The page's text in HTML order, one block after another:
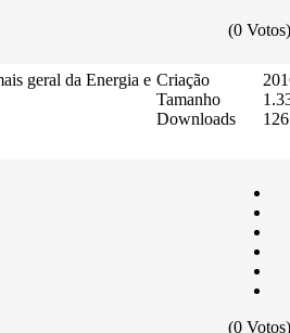
(0 Votos)
geral da Energia e Criação
Tamanho
Downloads
(0 Votos)